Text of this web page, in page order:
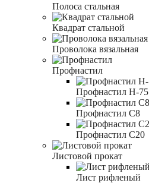
Полоса стальная
Квадрат стальной
Проволока вязальная
Профнастил
Профнастил Н-75
Профнастил С8
Профнастил С20
Листовой прокат
Лист рифленый